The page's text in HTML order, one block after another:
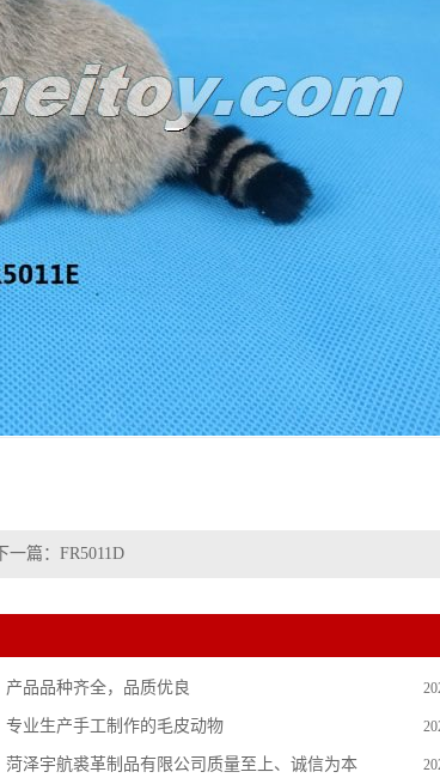
下一篇： FR5011D
产品品种齐全，品质优良
专业生产手工制作的毛皮动物
菏泽宇航裘革制品有限公司质量至上、诚信为本